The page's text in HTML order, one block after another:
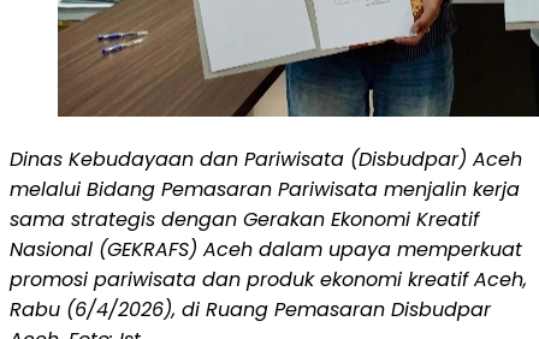
Dinas Kebudayaan dan Pariwisata (Disbudpar) Aceh
melalui Bidang Pemasaran Pariwisata menjalin kerja
sama strategis dengan Gerakan Ekonomi Kreatif
Nasional (GEKRAFS) Aceh dalam upaya memperkuat
promosi pariwisata dan produk ekonomi kreatif Aceh,
Rabu (6/4/2026), di Ruang Pemasaran Disbudpar